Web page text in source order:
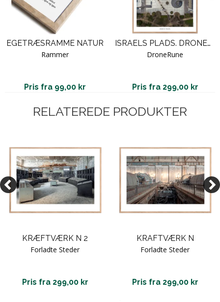
EGETRÆSRAMME NATUR
Rammer
Pris fra 99,00 kr
ISRAELS PLADS. DRONERUNE
DroneRune
Pris fra 299,00 kr
RELATEREDE PRODUKTER
KRÆFTVÆRK N 2
Forladte Steder
Pris fra 299,00 kr
KRAFTVÆRK N
Forladte Steder
Pris fra 299,00 kr